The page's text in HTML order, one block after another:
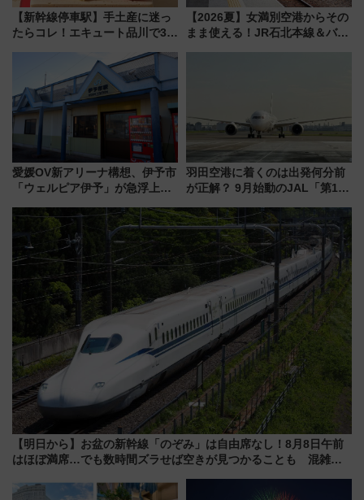
【新幹線停車駅】手土産に迷っ
たらコレ！エキュート品川で3年
産スイーツとは？
【2026夏】女満別空港からその
まま使える！JR石北本線＆バス
愛媛OV新アリーナ構想、伊予市
「ウェルピア伊予」が急浮上！
で探る鉄道アクセスの未来
羽田空港に着くのは出発何分前
が正解？ 9月始動のJAL「第1タ
歩1キロ超え！ 知っておきたい
変更点まとめ
【明日から】お盆の新幹線「のぞみ」は自由席なし！8月8日午前
はほぼ満席…でも数時間ズラせば空きが見つかることも 混雑避